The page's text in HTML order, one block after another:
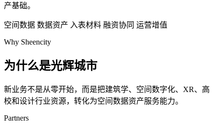
产基础。
空间数据 数据资产 入表材料 融资协同 运营增值
Why Sheencity
为什么是光辉城市
新业务不是从零开始，而是把建筑学、空间数字化、XR、高
校和设计行业资源，转化为空间数据资产服务能力。
Partners